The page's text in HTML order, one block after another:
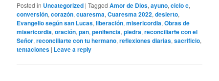
Posted in Uncategorized |Tagged Amor de Dios,ayuno,ciclo c,
conversión,corazón,cuaresma,Cuaresma 2022,desierto,
Evangelio según san Lucas,liberación,misericordia,Obras de
misericordia,oración,pan,penitencia,piedra,reconciliarte con el
Señor,reconciliarte con tu hermano,reflexiones diarias,sacrificio,
tentaciones | Leave a reply